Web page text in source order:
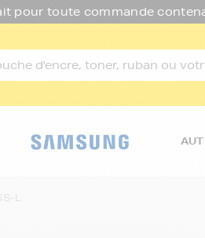
pour toute commande
L